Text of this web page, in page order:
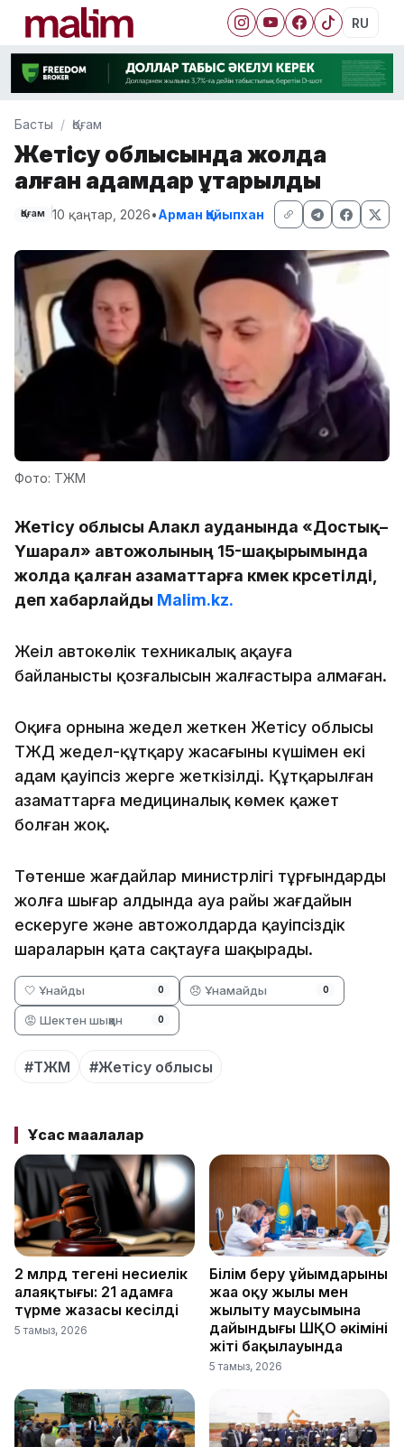
RU
Басты Қоғам
Жетісу облысында жолда
қалған адамдар құтқарылды
Қоғам 10 қаңтар, 2026•Арман Қайыпхан
Фото: ТЖМ
Жетісу облысы Алакөл ауданында «Достық–
Үшарал» автожолының 15-шақырымында
жолда қалған азаматтарға көмек көрсетілді,
деп хабарлайды Malim.kz.
Жеңіл автокөлік техникалық ақауға
байланысты қозғалысын жалғастыра алмаған.
Оқиға орнына жедел жеткен Жетісу облысы
ТЖД жедел-құтқару жасағының күшімен екі
адам қауіпсіз жерге жеткізілді. Құтқарылған
азаматтарға медициналық көмек қажет
болған жоқ.
Төтенше жағдайлар министрлігі тұрғындарды
жолға шығар алдында ауа райы жағдайын
ескеруге және автожолдарда қауіпсіздік
шараларын қатаң сақтауға шақырады.
🤍 Ұнайды 0 😞 Ұнамайды 0
😡 Шектен шыққан 0
#ТЖМ #Жетісу облысы
Ұқсас мақалалар
2 млрд теңгенің несиелік
алаяқтығы: 21 адамға
түрме жазасы кесілді
5 тамыз, 2026
Білім беру ұйымдарының
жаңа оқу жылы мен
жылыту маусымына
дайындығы ШҚО әкімінің
жіті бақылауында
5 тамыз, 2026